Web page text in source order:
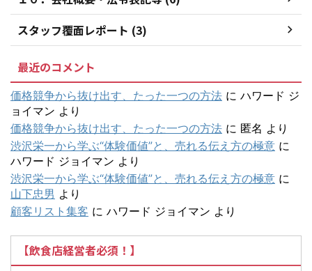
スタッフ覆面レポート (3)
最近のコメント
価格競争から抜け出す、たった一つの方法 に ハワード ジ
ョイマン より
価格競争から抜け出す、たった一つの方法 に 匿名 より
渋沢栄一から学ぶ“体験価値”と、売れる伝え方の極意 に
ハワード ジョイマン より
渋沢栄一から学ぶ“体験価値”と、売れる伝え方の極意 に
山下忠男 より
顧客リスト集客 に ハワード ジョイマン より
【飲食店経営者必須！】